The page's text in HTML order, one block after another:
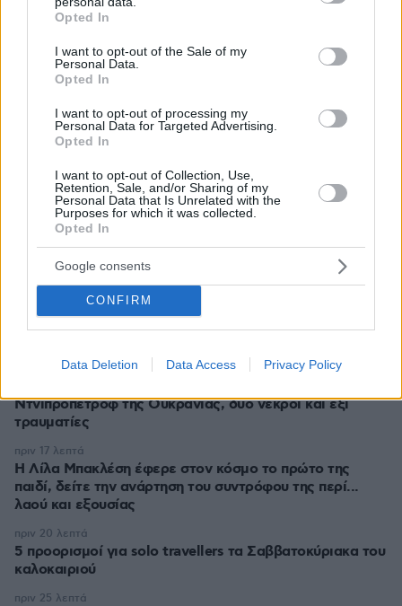
grant or deny consent to Google and its third-party tags to
use your data for below specified purposes in below Google
consent section.
Opted In
I want to opt-out of the Sale of my
Personal Data.
Opted In
I want to opt-out of processing my
Personal Data for Targeted Advertising.
Opted In
I want to opt-out of Collection, Use,
Retention, Sale, and/or Sharing of my
Personal Data that Is Unrelated with the
Purposes for which it was collected.
Opted In
Google consents
CONFIRM
Data Deletion Data Access Privacy Policy
* Υποχρεωτικά πεδία
ΡΟΗ ΕΙΔΗΣΕΩΝ
Ειδήσεις Δημοφιλή Σχολιασμένα
Οι λόγοι που οι σκύλοι φοβούνται τόσο πολύ τις
ηλεκτρικές σκούπες
πριν 10 λεπτά
Λουκουμάδες, τηγανίτες ή pancakes; 23 παραδοσιακές
Ντνιπροπετρόφ της Ουκρανίας, δύο νεκροί και έξι
τραυματίες
πριν 14 λεπτά
Η Λίλα Μπακλέση έφερε στον κόσμο το πρώτο της
παιδί, δείτε την ανάρτηση του συντρόφου της περί...
λαού και εξουσίας
πριν 17 λεπτά
5 προορισμοί για solo travellers τα Σαββατοκύριακα του
καλοκαιριού
πριν 20 λεπτά
πριν 25 λεπτά